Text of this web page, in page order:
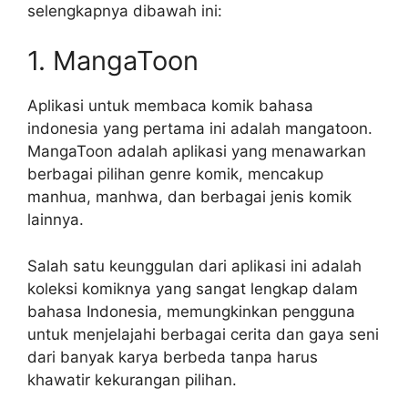
selengkapnya dibawah ini:
1. MangaToon
Aplikasi untuk membaca komik bahasa
indonesia yang pertama ini adalah mangatoon.
MangaToon adalah aplikasi yang menawarkan
berbagai pilihan genre komik, mencakup
manhua, manhwa, dan berbagai jenis komik
lainnya.
Salah satu keunggulan dari aplikasi ini adalah
koleksi komiknya yang sangat lengkap dalam
bahasa Indonesia, memungkinkan pengguna
untuk menjelajahi berbagai cerita dan gaya seni
dari banyak karya berbeda tanpa harus
khawatir kekurangan pilihan.